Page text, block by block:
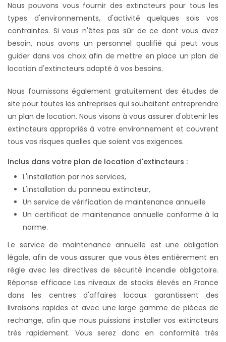
Nous pouvons vous fournir des extincteurs pour tous les
types d'environnements, d'activité quelques sois vos
contraintes. Si vous n'êtes pas sûr de ce dont vous avez
besoin, nous avons un personnel qualifié qui peut vous
guider dans vos choix afin de mettre en place un plan de
location d'extincteurs adapté à vos besoins.
Nous fournissons également gratuitement des études de
site pour toutes les entreprises qui souhaitent entreprendre
un plan de location. Nous visons à vous assurer d'obtenir les
extincteurs appropriés à votre environnement et couvrent
tous vos risques quelles que soient vos exigences.
Inclus dans votre plan de location d'extincteurs :
L'installation par nos services,
L'installation du panneau extincteur,
Un service de vérification de maintenance annuelle
Un certificat de maintenance annuelle conforme à la
norme.
Le service de maintenance annuelle est une obligation
légale, afin de vous assurer que vous êtes entièrement en
règle avec les directives de sécurité incendie obligatoire.
Réponse efficace Les niveaux de stocks élevés en France
dans les centres d'affaires locaux garantissent des
livraisons rapides et avec une large gamme de pièces de
rechange, afin que nous puissions installer vos extincteurs
très rapidement. Vous serez donc en conformité très